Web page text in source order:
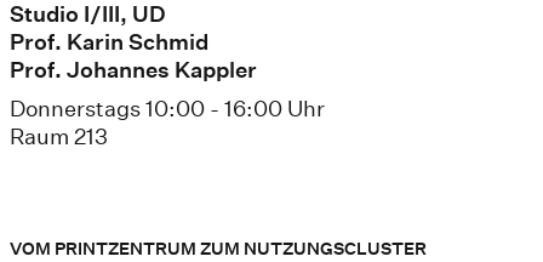
Studio I/III, UD
Prof. Karin Schmid
Prof. Johannes Kappler
Donnerstags 10:00 - 16:00 Uhr
Raum 213
VOM PRINTZENTRUM ZUM NUTZUNGSCLUSTER